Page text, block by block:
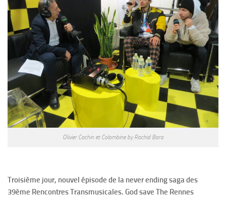
Olivier Cachin et Colombine by Rachid Bara
Troisième jour, nouvel épisode de la never ending saga des
39ème Rencontres Transmusicales. God save The Rennes